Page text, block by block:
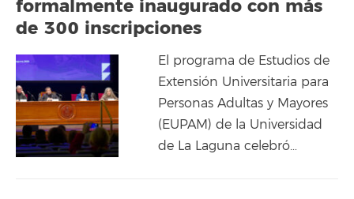
formalmente inaugurado con más
de 300 inscripciones
El programa de Estudios de
Extensión Universitaria para
Personas Adultas y Mayores
(EUPAM) de la Universidad
de La Laguna celebró…